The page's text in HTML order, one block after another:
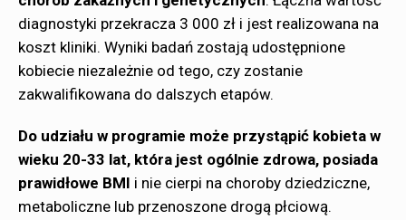
diagnostyki przekracza 3 000 zł i jest realizowana na
koszt kliniki. Wyniki badań zostają udostępnione
kobiecie niezależnie od tego, czy zostanie
zakwalifikowana do dalszych etapów.
Do udziału w programie może przystąpić kobieta w
wieku 20-33 lat, która jest ogólnie zdrowa, posiada
prawidłowe BMI i nie cierpi na choroby dziedziczne,
metaboliczne lub przenoszone drogą płciową.